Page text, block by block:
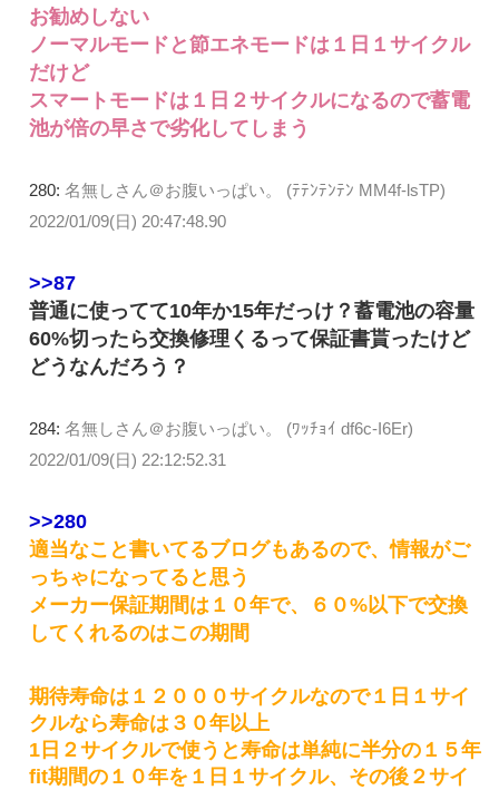
お勧めしない
ノーマルモードと節エネモードは１日１サイクル
だけど
スマートモードは１日２サイクルになるので蓄電
池が倍の早さで劣化してしまう
280: 名無しさん＠お腹いっぱい。 (ﾃﾃﾝﾃﾝﾃﾝ MM4f-lsTP)
2022/01/09(日) 20:47:48.90
>>87
普通に使ってて10年か15年だっけ？蓄電池の容量
60%切ったら交換修理くるって保証書貰ったけど
どうなんだろう？
284: 名無しさん＠お腹いっぱい。 (ﾜｯﾁｮｲ df6c-I6Er)
2022/01/09(日) 22:12:52.31
>>280
適当なこと書いてるブログもあるので、情報がご
っちゃになってると思う
メーカー保証期間は１０年で、６０%以下で交換
してくれるのはこの期間
期待寿命は１２０００サイクルなので１日１サイ
クルなら寿命は３０年以上
1日２サイクルで使うと寿命は単純に半分の１５年
fit期間の１０年を１日１サイクル、その後２サイ